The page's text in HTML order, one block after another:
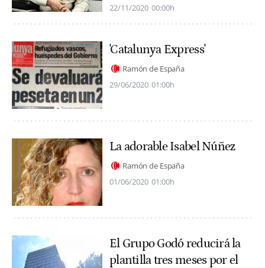
22/11/2020 00:00h
'Catalunya Express'
Ramón de España
29/06/2020 01:00h
La adorable Isabel Núñez
Ramón de España
01/06/2020 01:00h
El Grupo Godó reducirá la
plantilla tres meses por el